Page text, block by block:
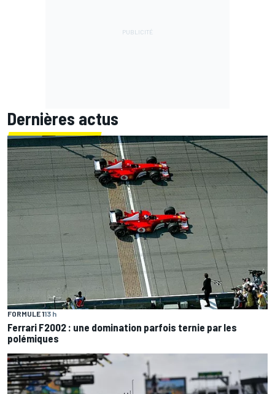
Dernières actus
FORMULE 113 h
Ferrari F2002 : une domination parfois ternie par les
polémiques